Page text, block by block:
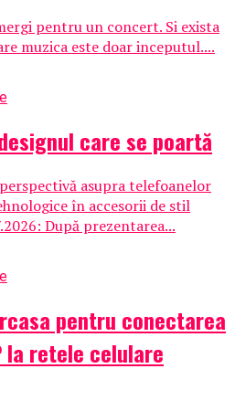
pentru un concert. Si exista
muzica este doar inceputul....
care se poartă
asupra telefoanelor
în accesorii de stil
După prezentarea...
pentru conectarea
la retele celulare